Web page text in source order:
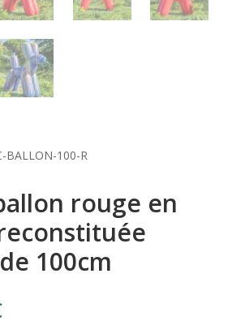
BALLON-100-R
rouge en
100cm